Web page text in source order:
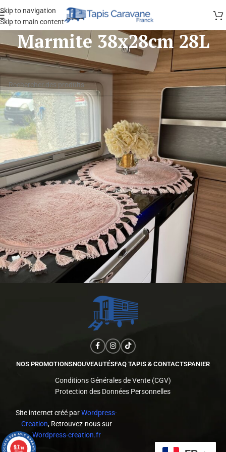
Skip to navigation
Skip to main content
Marmite 38x28cm 28L
Aucun produit ne correspond à votre sélection.
NOS PROMOTIONSNOUVEAUTÉSFAQ TAPIS & CONTACTSPANIER
Conditions Générales de Vente (CGV)
Protection des Données Personnelles
Site internet créé parWordpress-
Creation, Retrouvez-nous sur
Wordpress-creation.fr
9.7/10